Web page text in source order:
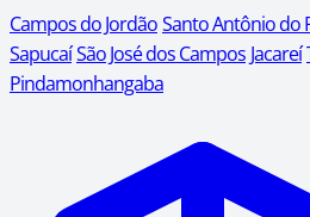
Campos do JordãoSanto Antônio do
SapucaíSão José dos Campos Jacareí
Pindamonhangaba